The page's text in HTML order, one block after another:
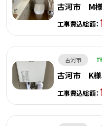
古河市 M
工事費込総額：
古河市
古河市 K
工事費込総額：